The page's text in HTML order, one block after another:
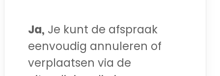
Ja, Je kunt de afspraak
eenvoudig annuleren of
verplaatsen via de